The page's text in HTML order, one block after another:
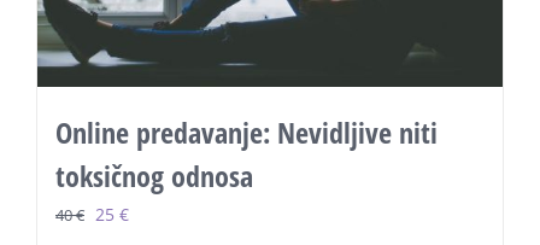
Online predavanje: Nevidljive niti
toksičnog odnosa
40€ Original
25 €Current